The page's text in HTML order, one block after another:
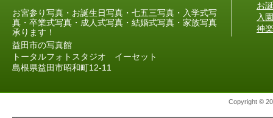
お宮参り写真・お誕生日写真・七五三写真・入学式写
真・卒業式写真・成人式写真・結婚式写真・家族写真
承ります！
益田市の写真館
トータルフォトスタジオ イーセット
島根県益田市昭和町12-11
お
入
神
Copyright ©